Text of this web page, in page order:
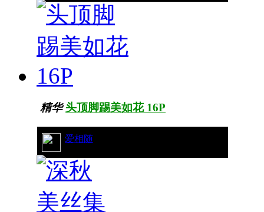
精华 头顶脚踢美如花 16P
爱相随